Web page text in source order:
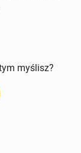
myślisz?